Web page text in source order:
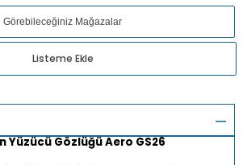
Görebileceğiniz Mağazalar
Listeme Ekle
Yüzücü Gözlüğü Aero GS26